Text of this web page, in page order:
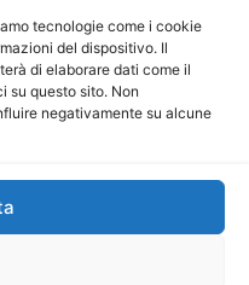
tecnologie come i cookie
del dispositivo. Il
di elaborare dati come il
su questo sito. Non
negativamente su alcune